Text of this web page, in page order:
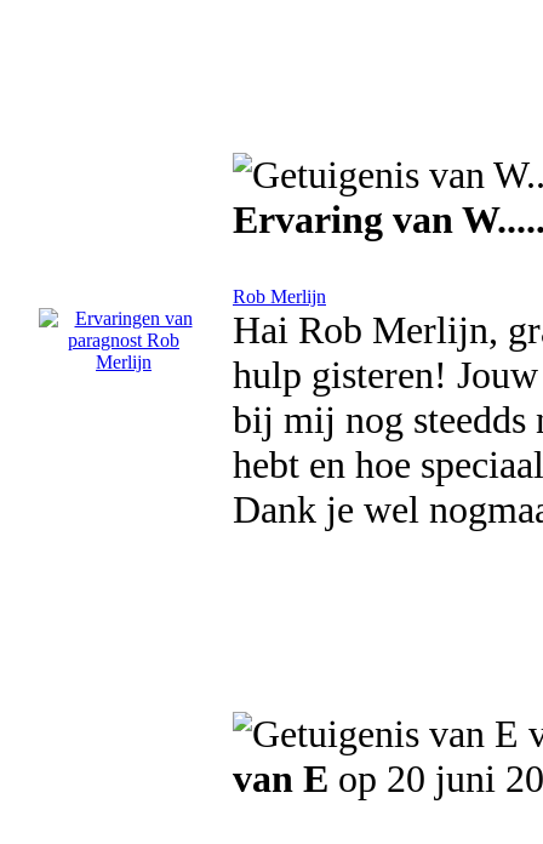
Ervaring van
Rob Merlijn
Hai Rob Merlijn,
hulp gisteren!
bij mij nog steedds
hebt en hoe
Dank je wel
van E op 20 juni